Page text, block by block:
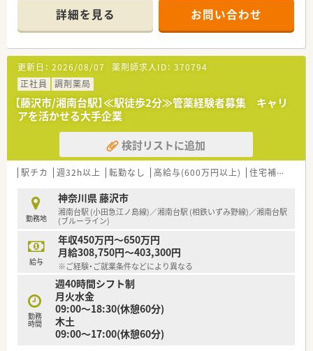
■≪火曜≫or≪土曜≫は半日勤務
■18時まで残業ほぼナシ
■門前のクリニックからの応需が中心で、枚数も落ち着いていま
す
■リウマチ科で注射剤の取り扱いが多いです
■患者様への投薬に力を入れています
■自分のペースで落ち着いてお仕事したい方にオススメ
■定着率が高くあまり募集の出ない求人です
■ご経験があり、お人柄の良い方なら年齢不問で歓迎いたします
詳細を見る お問い合わせ
更新日： 2026/08/07 薬剤師求人ID： 370794
正社員
調剤薬局
【藤沢市/湘南台駅】≪駅徒歩2分≫管薬経験者募集 キャリ
アを活かせる大手企業
検討リストに追加
駅チカ 週32h以上 転勤なし 高給与(600万円以上) 住宅補助(手当)あり
勤務地
神奈川県 藤沢市
湘南台駅 (小田急江ノ島線)／湘南台駅 (相鉄いずみ野線)／湘南台駅
(ブルーライン)
給与
年収450万円～650万円
月給308,750円～403,300円
※ご経験・ご就業条件などにより異なる
勤務
時間
週40時間シフト制
月火水金
09:00～18:30(休憩60分)
木土
09:00～17:00(休憩60分)